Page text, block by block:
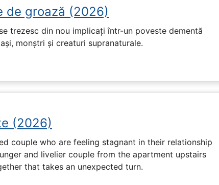
de groază (2026)
trezesc din nou implicați într-un poveste dementă
monștri și creaturi supranaturale.
(2026)
couple who are feeling stagnant in their relationship
and livelier couple from the apartment upstairs
that takes an unexpected turn.